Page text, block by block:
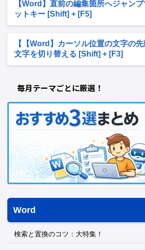
【Word】直前の編集箇所へジャン
ットキー [Shift] + [F5]
【【Word】カーソル位置の文字の
文字を切り替える [Shift] + [F3]
毎月テーマごとに厳選！
Word
検索と置換のコツ：大特集！